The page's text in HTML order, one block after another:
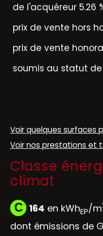
de l'acquéreur 5.26
prix de vente hors
prix de vente
soumis au statut
Voir quelques surfaces
Voir nos prestations et
Classe
climat
C 164 en kWhEP/m
dont émissions de